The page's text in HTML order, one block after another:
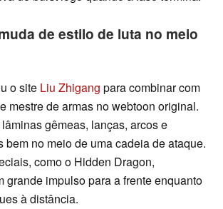
de estilo de luta no meio
o site Liu Zhigang para combinar com
mestre de armas no webtoon original.
gêmeas, lanças, arcos e
bem no meio de uma cadeia de ataque.
como o Hidden Dragon,
grande impulso para a frente enquanto
à distância.